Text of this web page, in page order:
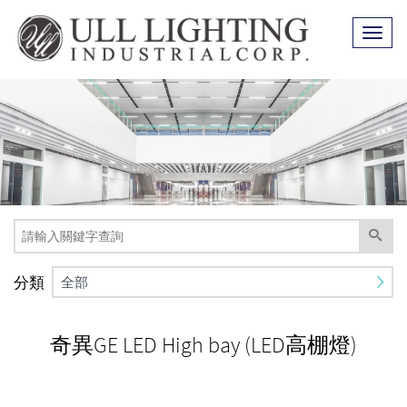
Toggle
分類 全部
奇異GE LED High bay (LED高棚燈)